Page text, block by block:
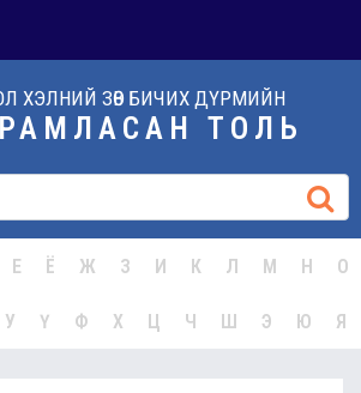
ХЭЛНИЙ ЗӨВ БИЧИХ ДҮРМИЙН
ТОЛЬ
Е Ё Ж З И К Л М Н О
У Ү Ф Х Ц Ч Ш Э Ю Я